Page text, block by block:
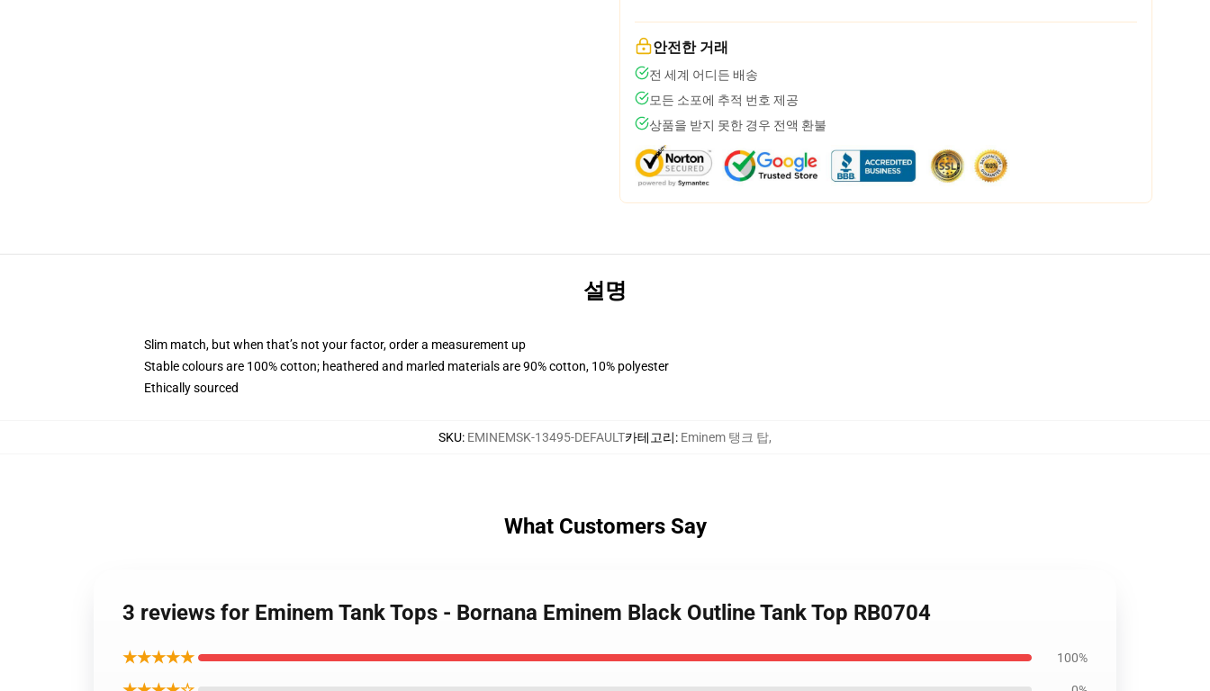
안전한 거래
전 세계 어디든 배송
모든 소포에 추적 번호 제공
상품을 받지 못한 경우 전액 환불
설명
Slim match, but when that’s not your factor, order a measurement up
Stable colours are 100% cotton; heathered and marled materials are 90% cotton, 10% polyester
Ethically sourced
SKU: EMINEMSK-13495-DEFAULT카테고리: Eminem 탱크 탑,
What Customers Say
3 reviews for Eminem Tank Tops - Bornana Eminem Black Outline Tank Top RB0704
★★★★★ 100%